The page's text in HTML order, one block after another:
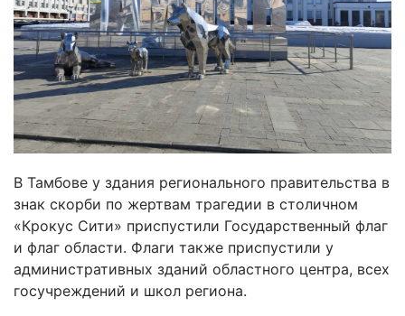
В Тамбове у здания регионального правительства в
знак скорби по жертвам трагедии в столичном
«Крокус Сити» приспустили Государственный флаг
и флаг области. Флаги также приспустили у
административных зданий областного центра, всех
госучреждений и школ региона.